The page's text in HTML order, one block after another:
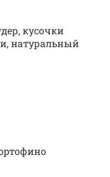
кусочки
натуральный